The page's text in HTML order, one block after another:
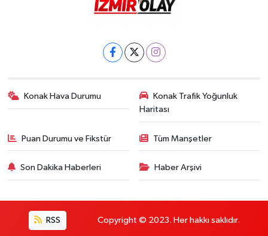
Konak Hava Durumu
Konak Trafik Yoğunluk
Haritası
Puan Durumu ve Fikstür Tüm Manşetler
Son Dakika Haberleri Haber Arşivi
RSS Copyright © 2023. Her hakkı saklıdır.